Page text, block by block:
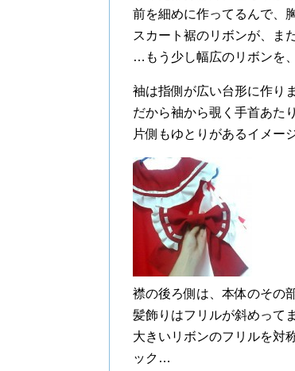
前を細めに作ってるんで、
スカート裾のリボンが、ま
…もう少し幅広のリボンを
袖は指側が広い台形に作り
だから袖から覗く手首あた
片側もゆとりがあるイメー
襟の後ろ側は、本体のその
髪飾りはフリルが斜めって
大きいリボンのフリルを対
ック…